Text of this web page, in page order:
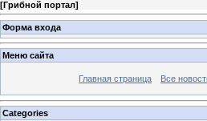
[Грибной портал]
Форма входа
Меню сайта
Главная страница Все
Categories